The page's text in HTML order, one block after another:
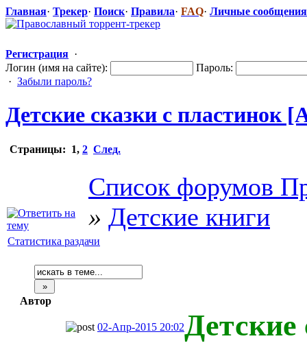
Главная· Трекер· Поиск· Правила· FAQ· Личные сообщения
Регистрация ·
Логин (имя на сайте):
Пароль:
· Забыли пароль?
Детские сказки с пластинок
Страницы: 1, 2 След.
Список форумов
» Детские книги
Статистика раздачи
Автор
02-Апр-2015 20:02Детские